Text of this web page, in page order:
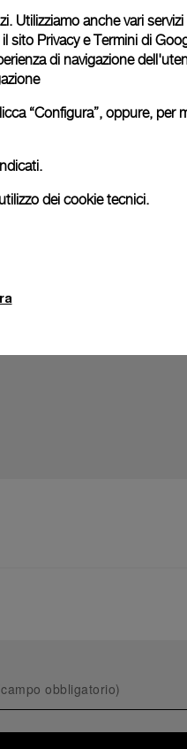
di repertorio: pertanto i colori
al prodotto reale.
Utilizziamo anche vari
sito Privacy e Termini di
di navigazione
“Configura”, oppure, per
dei cookie tecnici.